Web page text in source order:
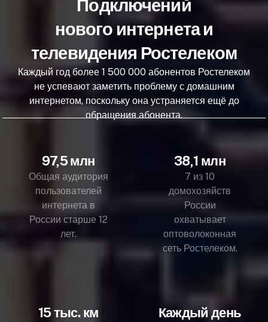
Подключений
нового интернета и
телевидения Ростелеком
Каждый год более 1 500 000 абонентов Ростелеком
не успевают заметить проблему с домашним
интернетом, поскольку она устраняется ещё до
обращения абонента.
97,5 млн
Общая аудитория
пользователей
интернета в
России старше 12
лет.
38,1 млн
7 из 10
домохозяйств
России
охватывает
оптоволоконная
сеть Ростелеком.
15 тыс. км Каждый день